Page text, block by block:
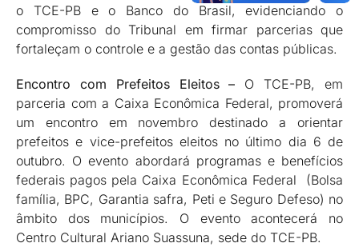
o TCE-PB e o Banco do Brasil, evidenciando o
compromisso do Tribunal em firmar parcerias que
fortaleçam o controle e a gestão das contas públicas.
Encontro com Prefeitos Eleitos – O TCE-PB, em
parceria com a Caixa Econômica Federal, promoverá
um encontro em novembro destinado a orientar
prefeitos e vice-prefeitos eleitos no último dia 6 de
outubro. O evento abordará programas e benefícios
federais pagos pela Caixa Econômica Federal (Bolsa
família, BPC, Garantia safra, Peti e Seguro Defeso) no
âmbito dos municípios. O evento acontecerá no
Centro Cultural Ariano Suassuna, sede do TCE-PB.